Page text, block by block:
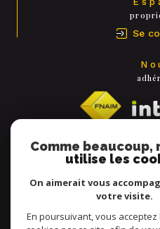
Se
Comme beaucoup,
utilise les
On aimerait vous
votre visite.
En poursuivant, vous